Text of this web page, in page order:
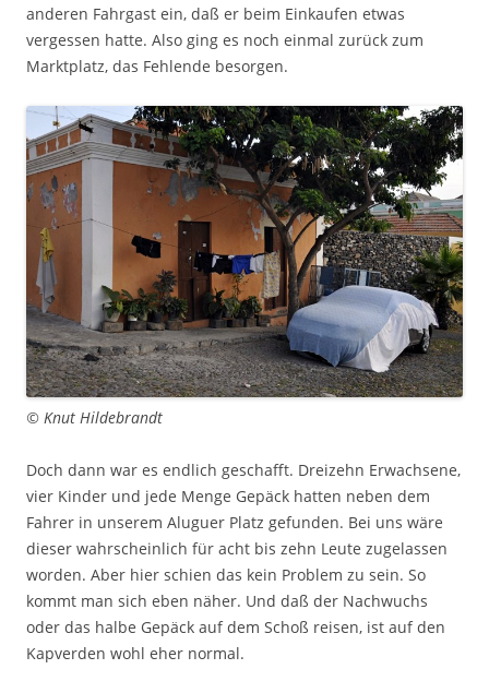
anderen Fahrgast ein, daß er beim Einkaufen etwas
vergessen hatte. Also ging es noch einmal zurück zum
Marktplatz, das Fehlende besorgen.
© Knut Hildebrandt
Doch dann war es endlich geschafft. Dreizehn Erwachsene,
vier Kinder und jede Menge Gepäck hatten neben dem
Fahrer in unserem Aluguer Platz gefunden. Bei uns wäre
dieser wahrscheinlich für acht bis zehn Leute zugelassen
worden. Aber hier schien das kein Problem zu sein. So
kommt man sich eben näher. Und daß der Nachwuchs
oder das halbe Gepäck auf dem Schoß reisen, ist auf den
Kapverden wohl eher normal.